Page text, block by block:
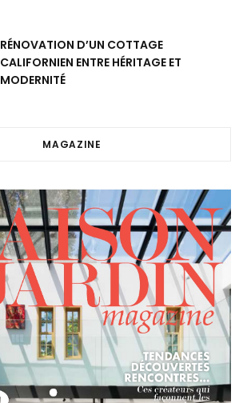
RÉNOVATION D’UN COTTAGE
CALIFORNIEN ENTRE HÉRITAGE ET
MODERNITÉ
MAGAZINE